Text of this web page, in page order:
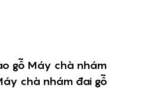
gỗ Máy chà nhám
chà nhám đai gỗ